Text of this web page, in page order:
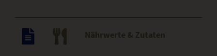
Nährwerte & Zutaten